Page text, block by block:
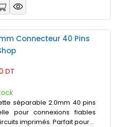
Connecteur 40 Pins
DT
séparable 2.0mm 40 pins
pour connexions fiables
imprimés. Parfait pour...